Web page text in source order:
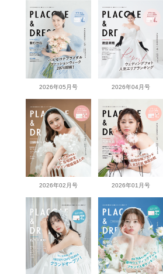
2026年05月号 2026年04月号
2026年02月号 2026年01月号